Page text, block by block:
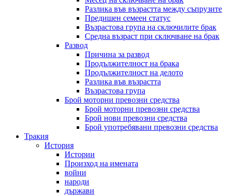
Разлика във възрастта между съпрузите
Предишен семеен статус
Възрастова група на сключилите брак
Средна възраст при сключване на брак
Развод
Причина за развод
Продължителност на брака
Продължителност на делото
Разлика във възрастта
Възрастова група
Брой моторни превозни средства
Брой моторни превозни средства
Брой нови превозни средства
Брой употребявани превозни средства
Тракия
История
Истории
Произход на имената
войни
народи
държави